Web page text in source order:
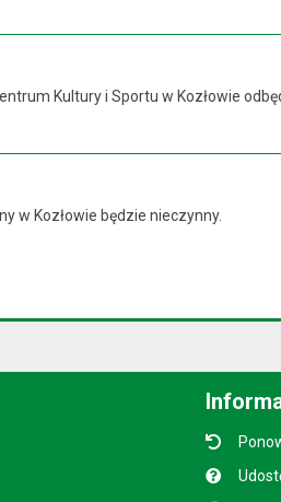
Kultury i Sportu w Kozłowie
w Kozłowie będzie nieczynny.